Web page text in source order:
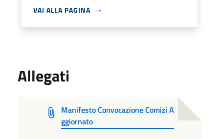
VAI ALLA PAGINA
Allegati
Manifesto Convocazione Comizi A
ggiornato